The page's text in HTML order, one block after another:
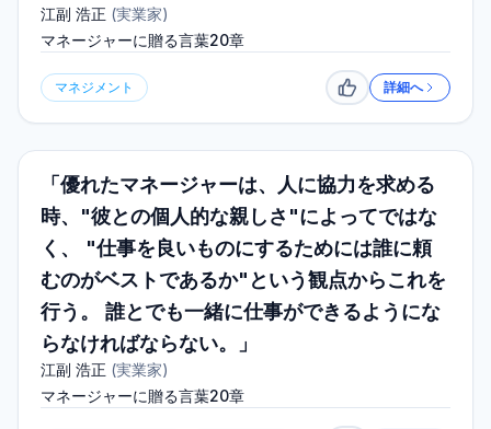
江副 浩正 (実業家)
マネージャーに贈る言葉20章
マネジメント いいね詳細へ
「優れたマネージャーは、人に協力を求める
時、"彼との個人的な親しさ"によってではな
く、 "仕事を良いものにするためには誰に頼
むのがベストであるか"という観点からこれを
行う。 誰とでも一緒に仕事ができるようにな
らなければならない。」
江副 浩正 (実業家)
マネージャーに贈る言葉20章